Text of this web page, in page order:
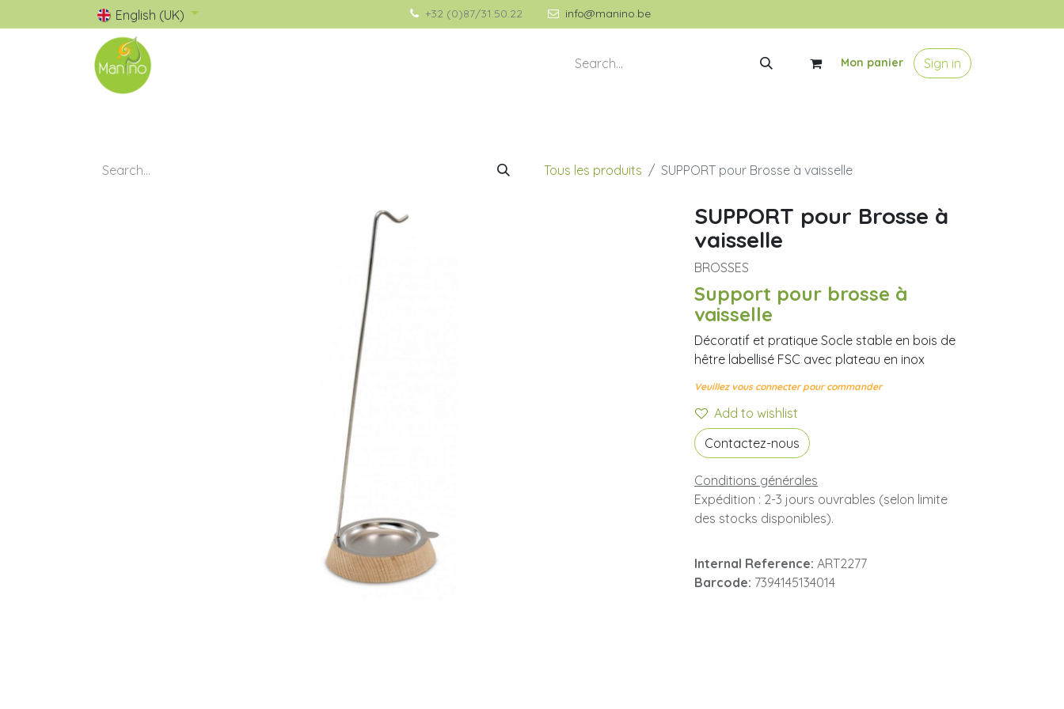
English (UK) +32 (0)87/31.50.22 info@manino.be
Mon panier Sign in
Tous les produits SUPPORT pour Brosse à vaisselle
SUPPORT pour Brosse à
vaisselle
BROSSES
Support pour brosse à
vaisselle
Décoratif et pratique Socle stable en bois de
hêtre labellisé FSC avec plateau en inox
Veuillez vous connecter pour commander
Add to wishlist
Contactez-nous
Conditions générales
Expédition : 2-3 jours ouvrables (selon limite
des stocks disponibles).
Internal Reference: ART2277
Barcode: 7394145134014